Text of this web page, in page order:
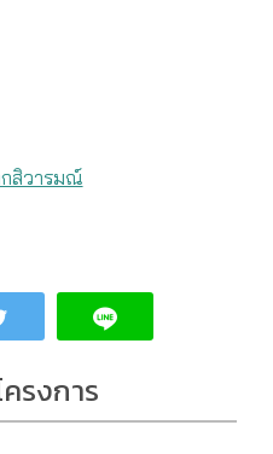
สิวารมณ์
รงการ